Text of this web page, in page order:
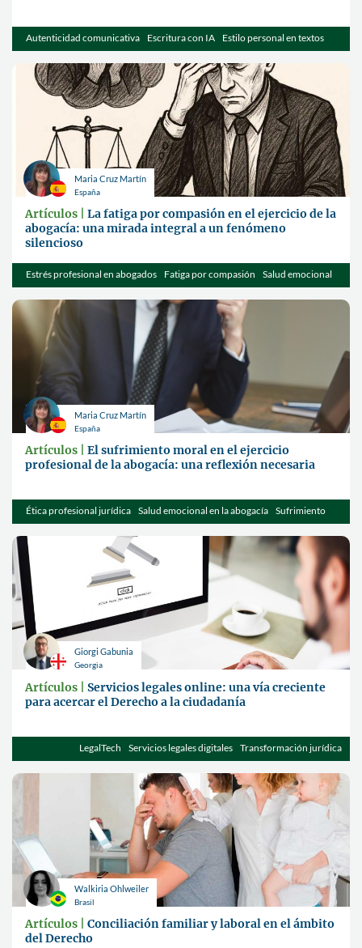
Autenticidad comunicativa Escritura con IA
Estilo personal en textos
jurídicos
Maria Cruz Martín
España
Artículos |La fatiga por compasión en el ejercicio de la
abogacía: una mirada integral a un fenómeno
silencioso
Estrés profesional en abogados Fatiga por compasión
Salud emocional
jurídica
Maria Cruz Martín
España
Artículos |El sufrimiento moral en el ejercicio
profesional de la abogacía: una reflexión necesaria
Ética profesional jurídica Salud emocional en la abogacía Sufrimiento
moral
Giorgi Gabunia
Georgia
Artículos |Servicios legales online: una vía creciente
para acercar el Derecho a la ciudadanía
LegalTech Servicios legales digitales Transformación jurídica
Walkiria Ohlweiler
Brasil
Artículos |Conciliación familiar y laboral en el ámbito
del Derecho